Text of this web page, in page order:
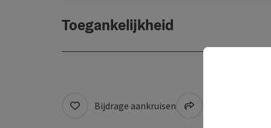
Toegankelijkheid
Bijdrage aankruisen